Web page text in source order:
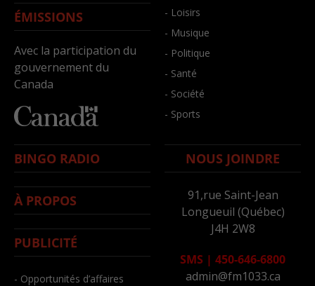
ÉMISSIONS
Avec la participation du
gouvernement du
Canada
- Loisirs
- Musique
- Politique
- Santé
- Société
- Sports
BINGO RADIO
À PROPOS
PUBLICITÉ
- Opportunités d’affaires
NOUS JOINDRE
91,rue Saint-Jean
Longueuil (Québec)
J4H 2W8
SMS | 450-646-6800
admin@fm1033.ca